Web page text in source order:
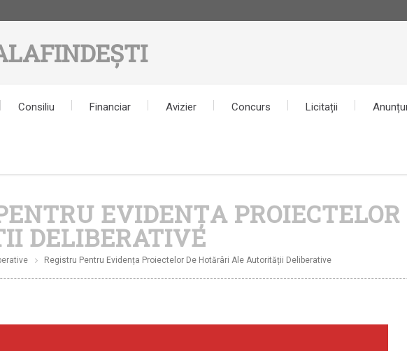
Consiliu Financiar Avizier Concurs Licitații
EVIDENȚA
DELIBERATIVE
Registru Pentru Evidența Proiectelor De Hotărâri Ale Autorității Deliberative